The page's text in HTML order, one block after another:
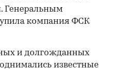
Генеральным
компания ФСК
и долгожданных
известные